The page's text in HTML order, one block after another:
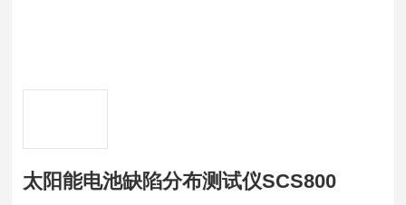
太阳能电池缺陷分布测试仪SCS800